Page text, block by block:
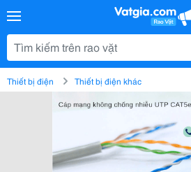
Thiết bị điện Thiết bị điện khác